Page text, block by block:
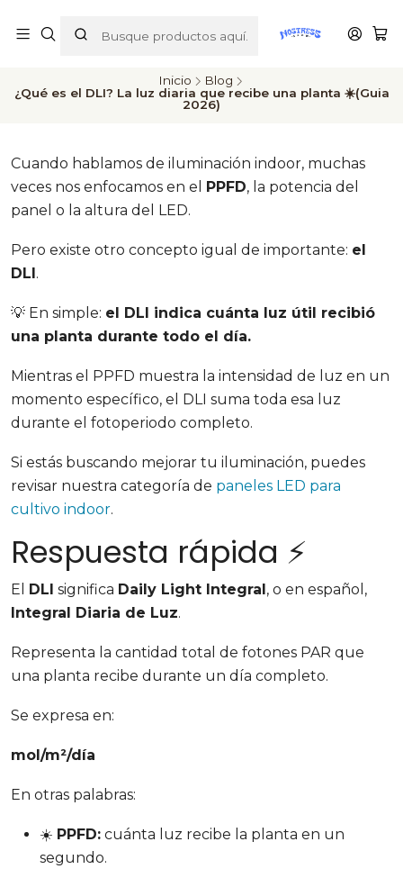
ENVÍOS A TODO CHILE
Inicio
Blog
¿Qué es el DLI? La luz diaria que recibe una planta ☀️(Guia
2026)
Cuando hablamos de iluminación indoor, muchas
veces nos enfocamos en el PPFD, la potencia del
panel o la altura del LED.
Pero existe otro concepto igual de importante: el
DLI.
💡 En simple: el DLI indica cuánta luz útil recibió
una planta durante todo el día.
Mientras el PPFD muestra la intensidad de luz en un
momento específico, el DLI suma toda esa luz
durante el fotoperiodo completo.
Si estás buscando mejorar tu iluminación, puedes
revisar nuestra categoría de paneles LED para
cultivo indoor.
Respuesta rápida ⚡
El DLI significa Daily Light Integral, o en español,
Integral Diaria de Luz.
Representa la cantidad total de fotones PAR que
una planta recibe durante un día completo.
Se expresa en:
mol/m²/día
En otras palabras:
☀️ PPFD: cuánta luz recibe la planta en un
segundo.